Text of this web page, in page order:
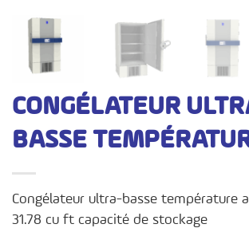
CONGÉLATEUR
BASSE
Congélateur ultra-basse température
31.78 cu ft capacité de stockage